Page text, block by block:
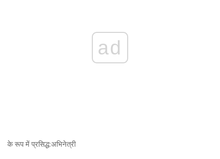
ad
के रूप में प्रसिद्ध:अभिनेत्री